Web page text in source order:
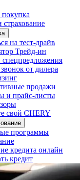
страхование
на тест-драйв
Трейд-ин
звонок от дилера
продажи
и прайс-листы
свой CHERY
программы
кредита онлайн
кредит